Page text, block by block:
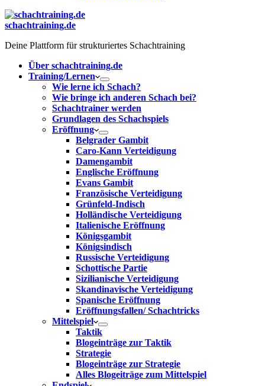
schachtraining.de
Deine Plattform für strukturiertes Schachtraining
Über schachtraining.de
Training/Lernen
Wie lerne ich Schach?
Wie bringe ich anderen Schach bei?
Schachtrainer werden
Grundlagen des Schachspiels
Eröffnung
Belgrader Gambit
Caro-Kann Verteidigung
Damengambit
Englische Eröffnung
Evans Gambit
Französische Verteidigung
Grünfeld-Indisch
Holländische Verteidigung
Italienische Eröffnung
Königsgambit
Königsindisch
Russische Verteidigung
Schottische Partie
Sizilianische Verteidigung
Skandinavische Verteidigung
Spanische Eröffnung
Eröffnungsfallen/ Schachtricks
Mittelspiel
Taktik
Blogeinträge zur Taktik
Strategie
Blogeinträge zur Strategie
Alles Blogeiträge zum Mittelspiel